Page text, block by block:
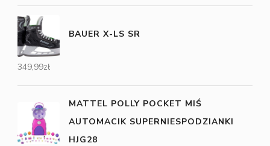
BAUER X-LS SR
349,99zł
MATTEL POLLY POCKET MIŚ
AUTOMACIK SUPERNIESPODZIANKI
HJG28